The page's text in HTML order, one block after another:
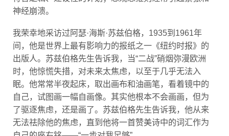
神经崩溃。
我荣幸地采访过阿瑟·海斯·苏兹伯格，1935到1961年
间，他是世界上最有影响力的报纸之一《纽约时报》的
出版人。苏兹伯格先生告诉我，当“二战”硝烟弥漫欧洲
时，他惊慌失措，对未来太焦虑，以至于几乎无法入
眠。他常常半夜起床，取出画布和油画笔，看着镜中的
自己，试图画一幅自画像。其实他根本不会画画，但为
了驱逐焦虑，还是画了。苏兹伯格先生告诉我，他从来
无法祛除他的焦虑，直到他将一首赞美诗中的词汇作为
自己的座右铭——“一步对我足够”。